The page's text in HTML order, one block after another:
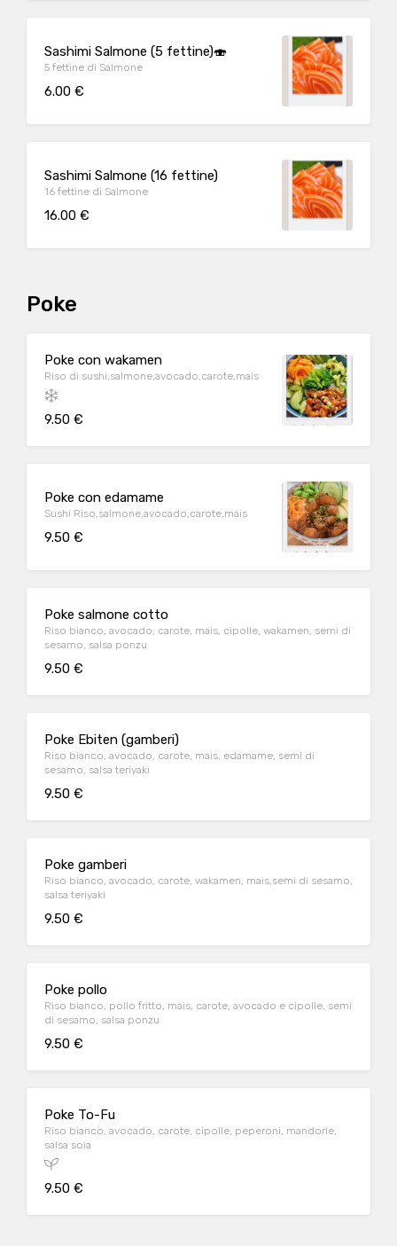
Sashimi Salmone (5 fettine)🍣
5 fettine di Salmone
6.00 €
Sashimi Salmone (16 fettine)
16 fettine di Salmone
16.00 €
Poke
Poke con wakamen
Riso di sushi,salmone,avocado,carote,mais
9.50 €
Poke con edamame
Sushi Riso,salmone,avocado,carote,mais
9.50 €
Poke salmone cotto
Riso bianco, avocado, carote, mais, cipolle, wakamen, semi di
sesamo, salsa ponzu
9.50 €
Poke Ebiten (gamberi)
Riso bianco, avocado, carote, mais, edamame, semi di
sesamo, salsa teriyaki
9.50 €
Poke gamberi
Riso bianco, avocado, carote, wakamen, mais,semi di sesamo,
salsa teriyaki
9.50 €
Poke pollo
Riso bianco, pollo fritto, mais, carote, avocado e cipolle, semi
di sesamo, salsa ponzu
9.50 €
Poke To-Fu
Riso bianco, avocado, carote, cipolle, peperoni, mandorle,
salsa soia
9.50 €